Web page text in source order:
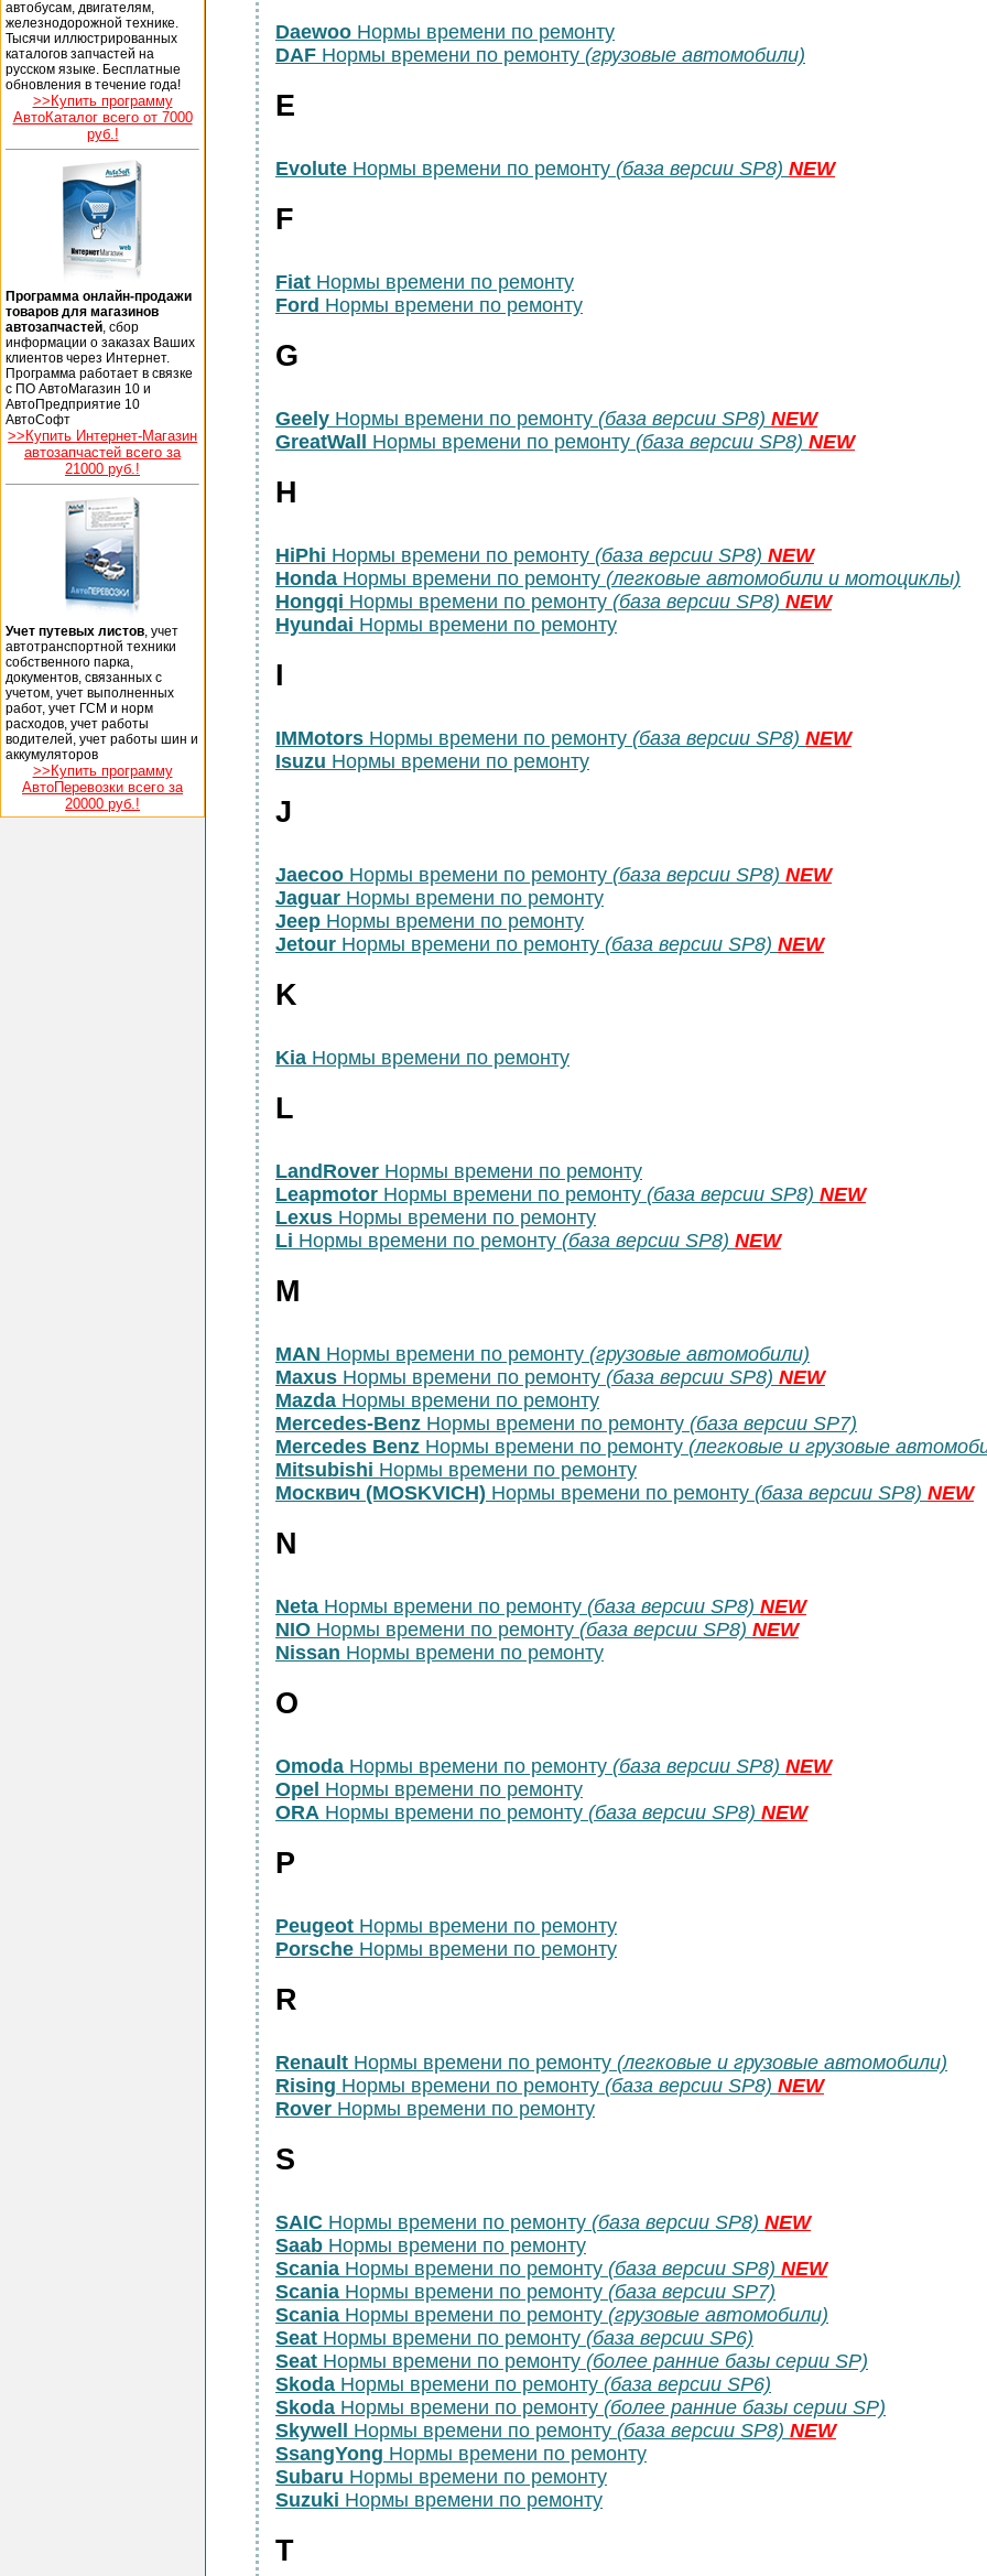
автобусам, двигателям,
железнодорожной технике.
Тысячи иллюстрированных
каталогов запчастей на
русском языке. Бесплатные
обновления в течение года!
>>Купить программу
АвтоКаталог всего от 7000
руб.!
Программа онлайн-продажи
товаров для магазинов
автозапчастей , сбор
информации о заказах Ваших
клиентов через Интернет.
Программа работает в связке
с ПО АвтоМагазин 10 и
АвтоПредприятие 10
АвтоСофт
>>Купить Интернет-Магазин
автозапчастей всего за
21000 руб.!
Учет путевых листов , учет
автотранспортной техники
собственного парка,
документов, связанных с
учетом, учет выполненных
работ, учет ГСМ и норм
расходов, учет работы
водителей, учет работы шин и
аккумуляторов
>>Купить программу
АвтоПеревозки всего за
20000 руб.!
Daewoo Нормы времени по ремонту
DAF Нормы времени по ремонту (грузовые автомобили)
E
Evolute Нормы времени по ремонту (база версии SP8) NEW
F
Fiat Нормы времени по ремонту
Ford Нормы времени по ремонту
G
Geely Нормы времени по ремонту (база версии SP8) NEW
GreatWall
Нормы времени по ремонту (база версии SP8) NEW
H
HiPhi Нормы времени по ремонту (база версии SP8) NEW
Honda Нормы времени по ремонту (легковые автомобили и мотоциклы)
Hongqi Нормы времени по ремонту (база версии SP8) NEW
Hyundai Нормы времени по ремонту
I
IMMotors Нормы времени по ремонту (база версии SP8) NEW
Isuzu Нормы времени по ремонту
J
Jaecoo Нормы времени по ремонту (база версии SP8) NEW
Jaguar Нормы времени по ремонту
Jeep Нормы времени по ремонту
Jetour Нормы времени по ремонту (база версии SP8) NEW
K
Kia Нормы времени по ремонту
L
LandRover Нормы времени по ремонту
Leapmotor Нормы времени по ремонту (база версии SP8) NEW
Lexus Нормы времени по ремонту
Li Нормы времени по ремонту (база версии SP8) NEW
M
MAN Нормы времени по ремонту (грузовые автомобили)
Maxus Нормы времени по ремонту (база версии SP8) NEW
Mazda Нормы времени по ремонту
Mercedes-Benz Нормы времени по ремонту (база версии SP7)
Mercedes Benz Нормы времени по ремонту (легковые и грузовые
Mitsubishi Нормы времени по ремонту
Москвич (MOSKVICH) Нормы времени по ремонту (база версии SP8) NEW
N
Neta Нормы времени по ремонту (база версии SP8) NEW
NIO Нормы времени по ремонту (база версии SP8) NEW
Nissan Нормы времени по ремонту
O
Omoda Нормы времени по ремонту (база версии SP8) NEW
Opel Нормы времени по ремонту
ORA Нормы времени по ремонту (база версии SP8) NEW
P
Peugeot Нормы времени по ремонту
Porsche Нормы времени по ремонту
R
Renault Нормы времени по ремонту (легковые и грузовые автомобили)
Rising Нормы времени по ремонту (база версии SP8) NEW
Rover Нормы времени по ремонту
S
SAIC Нормы времени по ремонту (база версии SP8) NEW
Saab Нормы времени по ремонту
Scania Нормы времени по ремонту (база версии SP8) NEW
Scania Нормы времени по ремонту (база версии SP7)
Scania Нормы времени по ремонту (грузовые автомобили)
Seat Нормы времени по ремонту (база версии SP6)
Seat Нормы времени по ремонту (более ранние базы серии SP)
Skoda Нормы времени по ремонту (база версии SP6)
Skoda Нормы времени по ремонту (более ранние базы серии SP)
Skywell
Нормы времени по ремонту (база версии SP8) NEW
SsangYong Нормы времени по ремонту
Subaru Нормы времени по ремонту
Suzuki Нормы времени по ремонту
T